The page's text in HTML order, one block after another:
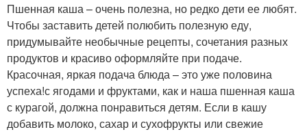
Пшенная каша – очень полезна, но редко дети ее любят.
Чтобы заставить детей полюбить полезную еду,
придумывайте необычные рецепты, сочетания разных
продуктов и красиво оформляйте при подаче.
Красочная, яркая подача блюда – это уже половина
успеха!с ягодами и фруктами, как и наша пшенная каша
с курагой, должна понравиться детям. Если в кашу
добавить молоко, сахар и сухофрукты или свежие